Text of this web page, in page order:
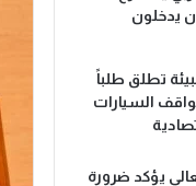
يدخلون
تطلق طلباً
السيارات
يؤكد ضرورة